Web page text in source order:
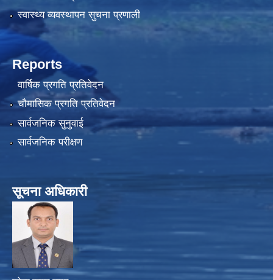
स्वास्थ्य व्यवस्थापन सुचना प्रणाली
Reports
वार्षिक प्रगति प्रतिवेदन
चौमासिक प्रगति प्रतिवेदन
सार्वजनिक सुनुवाई
सार्वजनिक परीक्षण
सूचना अधिकारी